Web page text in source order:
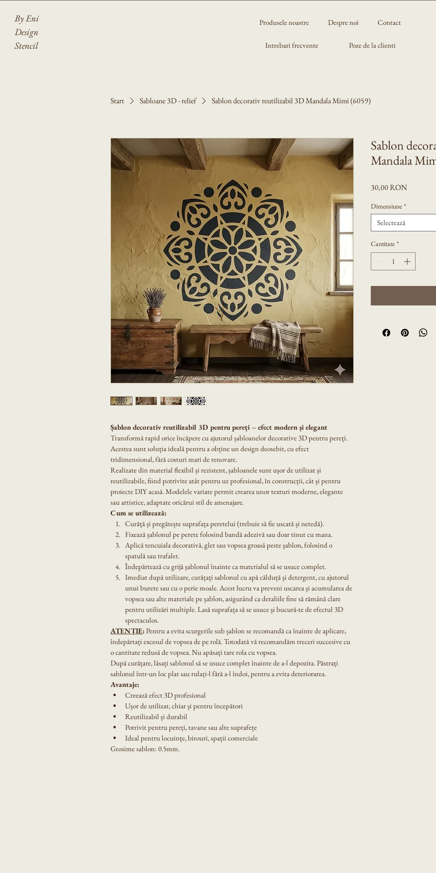
By Eni
Design
Stencil
Produsele noastre Despre noi Contact
Intrebari frecvente Poze de la clienti
Start Sabloane 3D - relief Sablon decorativ reutilizabil 3D Mandala Mimi (6059)
Șablon decorativ reutilizabil 3D pentru pereți – efect modern și elegant
Transformă rapid orice încăpere cu ajutorul șabloanelor decorative 3D pentru pereți.
Acestea sunt soluția ideală pentru a obține un design deosebit, cu efect
tridimensional, fără costuri mari de renovare.
Realizate din material flexibil și rezistent, șabloanele sunt ușor de utilizat și
reutilizabile, fiind potrivite atât pentru uz profesional, ȋn construcţii, cât și pentru
proiecte DIY acasă. Modelele variate permit crearea unor texturi moderne, elegante
sau artistice, adaptate oricărui stil de amenajare.
Cum se utilizează:
Curăță și pregătește suprafața peretelui (trebuie să fie uscată și netedă).
Fixează șablonul pe perete folosind bandă adezivă sau doar tinut cu mana.
Aplică tencuiala decorativă, glet sau vopsea groasă peste șablon, folosind o
spatulă sau trafalet.
Îndepărtează cu grijă șablonul înainte ca materialul să se usuce complet.
Imediat după utilizare, curățați sablonul cu apă călduță și detergent, cu ajutorul
unui burete sau cu o perie moale. Acest lucru va preveni uscarea și acumularea de
vopsea sau alte materiale pe șablon, asigurând ca detaliile fine să rămână clare
pentru utilizări multiple. Lasă suprafața să se usuce și bucură-te de efectul 3D
spectaculos.
ATENȚIE: Pentru a evita scurgerile sub șablon se recomandă ca înainte de aplicare,
îndepărtați excesul de vopsea de pe rolă. Totodată vă recomandăm treceri succesive cu
o cantitate redusă de vopsea. Nu apăsați tare rola cu vopsea.
După curățare, lăsați sablonul să se usuce complet înainte de a-l depozita. Păstrați
sablonul într-un loc plat sau rulați-l fără a-l îndoi, pentru a evita deteriorarea.
Avantaje:
Creează efect 3D profesional
Ușor de utilizat, chiar și pentru începători
Reutilizabil și durabil
Potrivit pentru pereți, tavane sau alte suprafețe
Ideal pentru locuințe, birouri, spații comerciale
Grosime sablon: 0.5mm.
Sablon
Mandala
30,00 RONPreț
Dimensiune *
Selectează
Cantitate *